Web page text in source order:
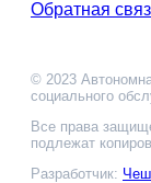
Обратная
© 2023
социального
Все права
подлежат
Разработчик: